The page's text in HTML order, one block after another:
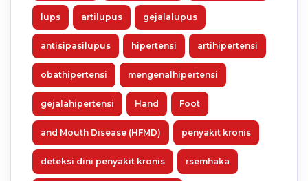
lups artilupus gejalalupus
antisipasilupus hipertensi artihipertensi
obathipertensi mengenalhipertensi
gejalahipertensi Hand Foot
and Mouth Disease (HFMD) penyakit kronis
deteksi dini penyakit kronis rsemhaka